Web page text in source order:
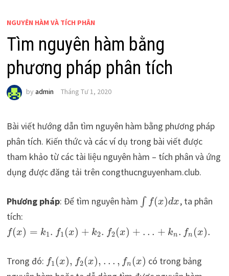
NGUYÊN HÀM VÀ TÍCH PHÂN
Tìm nguyên hàm bằng
phương pháp phân tích
by admin Tháng Tư 1, 2020
Bài viết hướng dẫn tìm nguyên hàm bằng phương pháp
phân tích. Kiến thức và các ví dụ trong bài viết được
tham khảo từ các tài liệu nguyên hàm – tích phân và ứng
dụng được đăng tải trên congthucnguyenham.club.
Phương pháp: Để tìm nguyên hàm ∫ f(x)dx, ta phân
tích:
f(x) = k1. f1 (x) + k2. f2 (x) + … + kn . fn (x).
Trong đó: f1 (x), f2 (x), … , fn (x) có trong bảng